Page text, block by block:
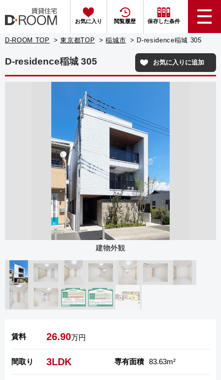
お気に入り 閲覧履歴 保存した条件
D-ROOM TOP 東京都TOP 稲城市 D-residence稲城 305
D-residence稲城 305 お気に入りに追加
建物外観
賃料 26.90万円
間取り 3LDK 専有面積 83.63m²